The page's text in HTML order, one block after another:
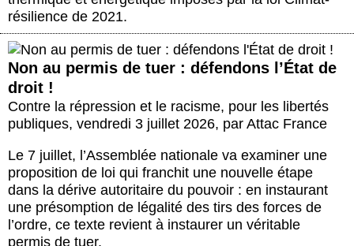
résilience de 2021.
Non au permis de tuer : défendons l’État de
droit !
Contre la répression et le racisme, pour les libertés
publiques, vendredi 3 juillet 2026, par Attac France
Le 7 juillet, l’Assemblée nationale va examiner une
proposition de loi qui franchit une nouvelle étape
dans la dérive autoritaire du pouvoir : en instaurant
une présomption de légalité des tirs des forces de
l’ordre, ce texte revient à instaurer un véritable
permis de tuer.